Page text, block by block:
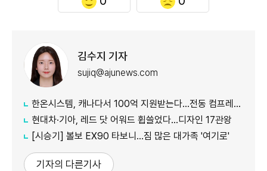
김수지 기자
sujiq@ajunews.com
한온시스템, 캐나다서 100억 지원받는다…전동 컴프레서 생산↑
현대차·기아, 레드 닷 어워드 휩쓸었다…디자인 17관왕
[시승기] 볼보 EX90 타보니…짐 많은 대가족 '여기로'
기자의 다른기사